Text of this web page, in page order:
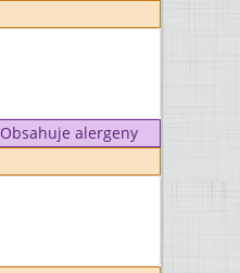
Obsahuje alergeny